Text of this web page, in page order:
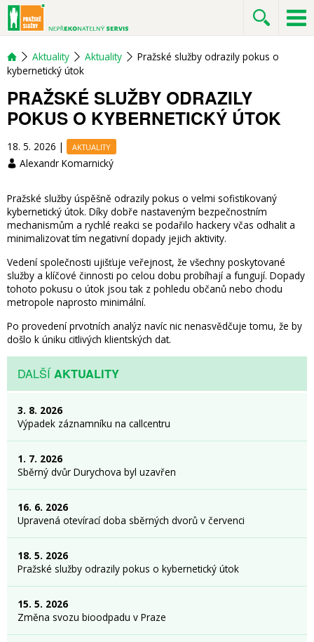
Aktuality Aktuality
Pražské služby odrazily pokus o
kybernetický útok
PRAŽSKÉ SLUŽBY ODRAZILY
POKUS O KYBERNETICKÝ ÚTOK
18. 5. 2026 | AKTUALITY
Alexandr Komarnický
Pražské služby úspěšně odrazily pokus o velmi sofistikovaný
kybernetický útok. Díky dobře nastaveným bezpečnostním
mechanismům a rychlé reakci se podařilo hackery včas odhalit a
minimalizovat tím negativní dopady jejich aktivity.
Vedení společnosti ujišťuje veřejnost, že všechny poskytované
služby a klíčové činnosti po celou dobu probíhají a fungují. Dopady
tohoto pokusu o útok jsou tak z pohledu občanů nebo chodu
metropole naprosto minimální.
Po provedení prvotních analýz navíc nic nenasvědčuje tomu, že by
došlo k úniku citlivých klientských dat.
DALŠÍAKTUALITY
3. 8. 2026
Výpadek záznamníku na callcentru
1. 7. 2026
Sběrný dvůr Durychova byl uzavřen
16. 6. 2026
Upravená otevírací doba sběrných dvorů v červenci
18. 5. 2026
Pražské služby odrazily pokus o kybernetický útok
15. 5. 2026
Změna svozu bioodpadu v Praze